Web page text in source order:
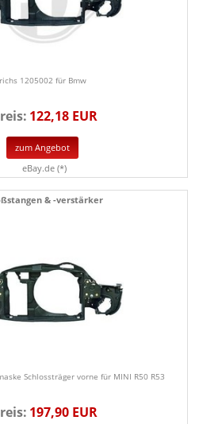
1205002 für Bmw
122,18 EUR
zum Angebot
eBay.de (*)
& -verstärker
Schlossträger vorne für MINI R50 R53
197,90 EUR